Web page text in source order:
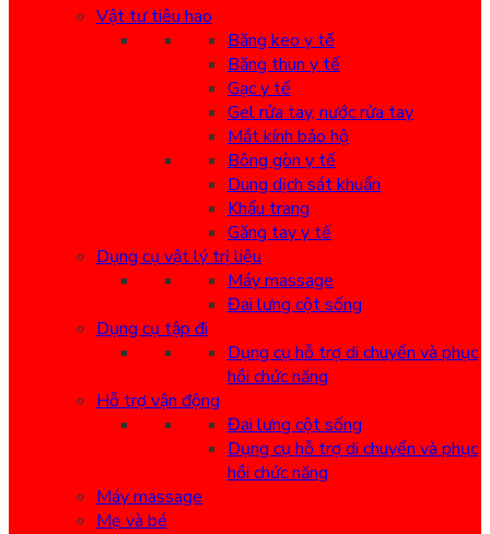
Vật tư tiêu hao
Băng keo y tế
Băng thun y tế
Gạc y tế
Gel rửa tay, nước rửa tay
Mắt kính bảo hộ
Bông gòn y tế
Dung dịch sát khuẩn
Khẩu trang
Găng tay y tế
Dụng cụ vật lý trị liệu
Máy massage
Đai lưng cột sống
Dụng cụ tập đi
Dụng cụ hỗ trợ di chuyển và phục
hồi chức năng
Hỗ trợ vận động
Đai lưng cột sống
Dụng cụ hỗ trợ di chuyển và phục
hồi chức năng
Máy massage
Mẹ và bé